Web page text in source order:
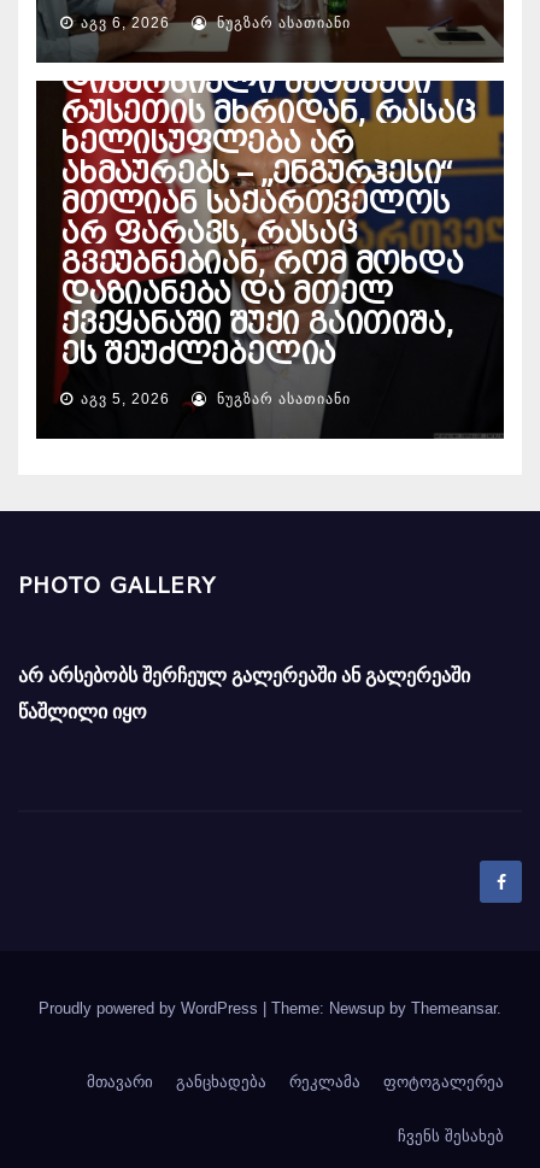
ᲐᲒᲕ 6, 2026 ᲜᲣᲒᲖᲐᲠ ᲐᲡᲐᲗᲘᲐᲜᲘ
პაატა დავითაია – ეჭვი
მაქვს, ხდება
დივერსიული შეტევები
რუსეთის მხრიდან, რასაც
ხელისუფლება არ
ახმაურებს – „ენგურჰესი“
მთლიან საქართველოს
არ ფარავს, რასაც
გვეუბნებიან, რომ მოხდა
დაზიანება და მთელ
ქვეყანაში შუქი გაითიშა,
ეს შეუძლებელია
ᲐᲒᲕ 5, 2026 ᲜᲣᲒᲖᲐᲠ ᲐᲡᲐᲗᲘᲐᲜᲘ
PHOTO GALLERY
არ არსებობს შერჩეულ გალერეაში ან გალერეაში
წაშლილი იყო
Proudly powered by WordPress Theme: Newsup by Themeansar.
მთავარი განცხადება რეკლამა ფოტოგალერეა
ჩვენს შესახებ